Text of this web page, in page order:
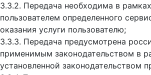
3.3.2. Передача необходима в
пользователем определенного
оказания услуги пользователю;
3.3.3. Передача предусмотрена
применимым законодательством в
установленной законодательством